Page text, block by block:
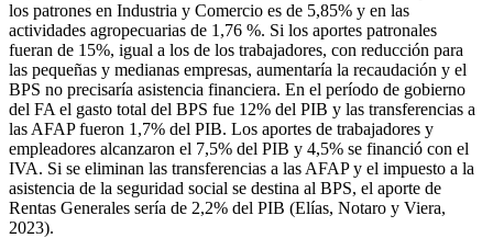
los patrones en Industria y Comercio es de 5,85% y en las
actividades agropecuarias de 1,76 %. Si los aportes patronales
fueran de 15%, igual a los de los trabajadores, con reducción para
las pequeñas y medianas empresas, aumentaría la recaudación y el
BPS no precisaría asistencia financiera. En el período de gobierno
del FA el gasto total del BPS fue 12% del PIB y las transferencias a
las AFAP fueron 1,7% del PIB. Los aportes de trabajadores y
empleadores alcanzaron el 7,5% del PIB y 4,5% se financió con el
IVA. Si se eliminan las transferencias a las AFAP y el impuesto a la
asistencia de la seguridad social se destina al BPS, el aporte de
Rentas Generales sería de 2,2% del PIB (Elías, Notaro y Viera,
2023).